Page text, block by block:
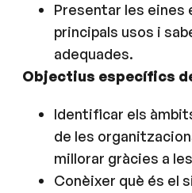
Presentar les eines
principals usos i
adequades.
Objectius específics
Identificar els
de les
millorar gràcies a
Conèixer què és el